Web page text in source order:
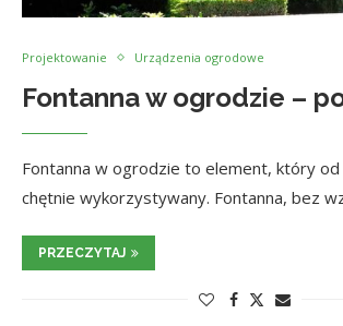
Projektowanie Urządzenia ogrodowe
Fontanna w ogrodzie –
Fontanna w ogrodzie to element, który
chętnie wykorzystywany. Fontanna, bez
PRZECZYTAJ